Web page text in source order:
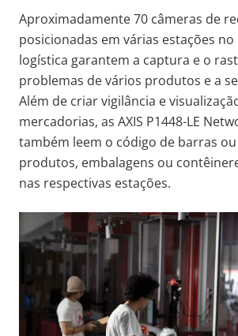
Aproximadamente 70 câmeras de
posicionadas em várias estações
logística garantem a captura e o
problemas de vários produtos e a
Além de criar vigilância e
mercadorias, as AXIS P1448-LE
também leem o código de barras ou
produtos, embalagens ou
nas respectivas estações.